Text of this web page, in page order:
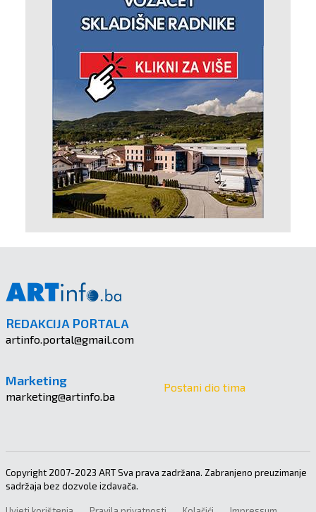
REDAKCIJA PORTALA
artinfo.portal@gmail.com
Marketing
marketing@artinfo.ba
Postani dio tima
Copyright 2007-2023 ART Sva prava zadržana. Zabranjeno preuzimanje
sadržaja bez dozvole izdavača.